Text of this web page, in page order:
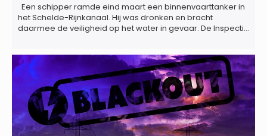
Een schipper ramde eind maart een binnenvaarttanker in
het Schelde-Rijnkanaal. Hij was dronken en bracht
daarmee de veiligheid op het water in gevaar. De Inspectie
veiligheid op het water in gevaar én kan grote gevolgen
hebben voor de […]